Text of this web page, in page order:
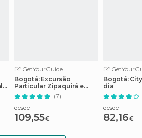
GetYourGuide
Bogotá: Excursão
Particular Zipaquirá e
Catedral de Sal
(7)
desde
109,55€
Bogotá:
dia
desde
82,16€